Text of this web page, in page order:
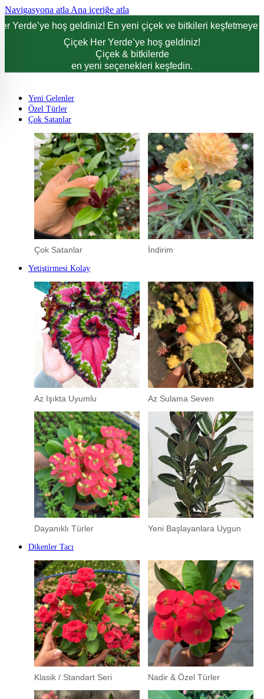
Navigasyona atla Ana içeriğe atla
Yerde’ye hoş geldiniz! En yeni çiçek ve bitkileri keşfetmeye
Çiçek Her Yerde’ye hoş geldiniz!
Çiçek & bitkilerde
en yeni seçenekleri keşfedin.
Yeni Gelenler
Özel Türler
Çok Satanlar
Çok Satanlar İndirim
Yetiştirmesi Kolay
Az Işıkta Uyumlu Az Sulama Seven
Dayanıklı Türler Yeni Başlayanlara Uygun
Dikenler Tacı
Klasik / Standart Seri Nadir & Özel Türler